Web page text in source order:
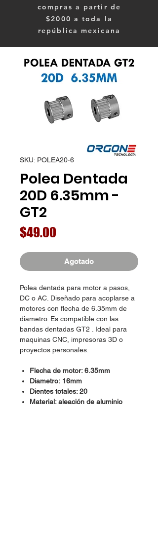
compras a partir de
$2000 a toda la
república mexicana
SKU: POLEA20-6
Polea Dentada
20D 6.35mm -
GT2
$49.00
Agotado
Polea dentada para motor a pasos,
DC o AC. Diseñado para acoplarse a
motores con flecha de 6.35mm de
diametro. Es compatible con las
bandas dentadas GT2 . Ideal para
maquinas CNC, impresoras 3D o
proyectos personales.
Flecha de motor: 6.35mm
Diametro: 16mm
Dientes totales: 20
Material: aleación de aluminio